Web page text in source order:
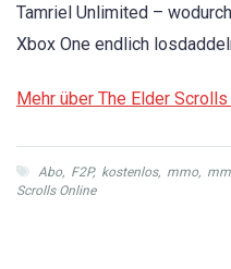
Tamriel Unlimited –
Xbox One endlich
Mehr über The Elder
Abo, F2P, kostenlos, mmo,
Scrolls Online